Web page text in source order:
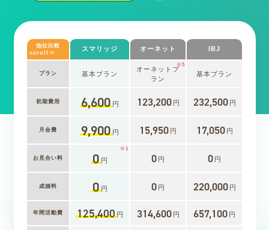
他社比較
scroll⇒
スマリッジ オーネット IBJ
プラン 基本プラン
オーネットプ
ラン
※5
基本プラン
初期費用 6,600円 123,200 円 232,500 円
月会費 9,900円 15,950 円 17,050 円
お見合い料 0円
※1
0 円 0 円
成婚料 0円 0 円 220,000 円
年間活動費 125,400円 314,600 円 657,100 円